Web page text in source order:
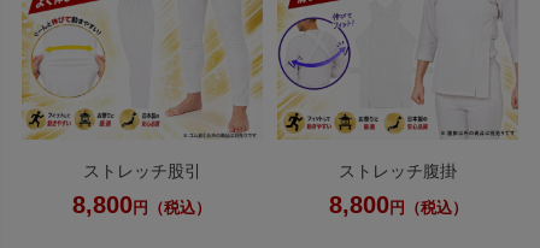
ストレッチ股引
8,800 円（税込）
ストレッチ腹掛
8,800円（税込）